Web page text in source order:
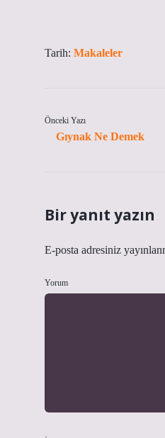
Tarih: Makaleler
Önceki Yazı
Gıynak Ne Demek
Bir yanıt yazın
E-posta adresiniz
Yorum